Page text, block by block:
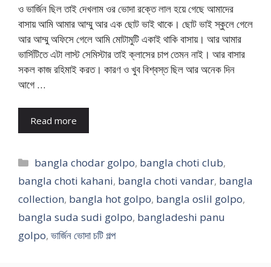
ও ভার্জিন ছিল তাই দেখলাম ওর ভোদা রক্তে লাল হয়ে গেছে আমাদের
বাসায় আমি আমার আম্মু আর এক ছোট ভাই থাকে। ছোট ভাই স্কুলে গেলে
আর আম্মু অফিসে গেলে আমি মোটামুটি একাই থাকি বাসায়। আর আমার
ভার্সিটিতে এটা লাস্ট সেমিস্টার তাই ক্লাসের চাপ তেমন নাই। আর বাসার
সকল কাজ রহিমাই করত। কারণ ও খুব বিশ্বস্ত ছিল আর অনেক দিন
আগে …
Read more
Categories
bangla chodar golpo, bangla choti club,
bangla choti kahani, bangla choti vandar, bangla
collection, bangla hot golpo, bangla oslil golpo,
bangla suda sudi golpo, bangladeshi panu
golpo, ভার্জিন ভোদা চটি গল্প